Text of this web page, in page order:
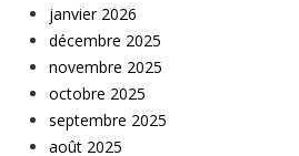
janvier 2026
décembre 2025
novembre 2025
octobre 2025
septembre 2025
août 2025